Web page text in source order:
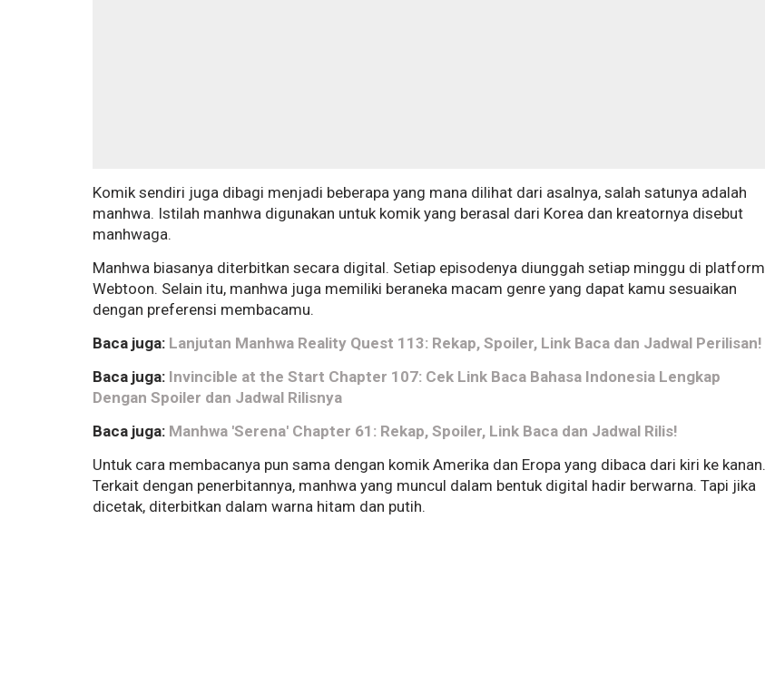
Komik sendiri juga dibagi menjadi beberapa yang mana dilihat dari asalnya, salah satunya adalah
manhwa. Istilah manhwa digunakan untuk komik yang berasal dari Korea dan kreatornya disebut
manhwaga.
Manhwa biasanya diterbitkan secara digital. Setiap episodenya diunggah setiap minggu di platform
Webtoon. Selain itu, manhwa juga memiliki beraneka macam genre yang dapat kamu sesuaikan
dengan preferensi membacamu.
Baca juga: Lanjutan Manhwa Reality Quest 113: Rekap, Spoiler, Link Baca dan Jadwal Perilisan!
Baca juga: Invincible at the Start Chapter 107: Cek Link Baca Bahasa Indonesia Lengkap
Dengan Spoiler dan Jadwal Rilisnya
Baca juga: Manhwa 'Serena' Chapter 61: Rekap, Spoiler, Link Baca dan Jadwal Rilis!
Untuk cara membacanya pun sama dengan komik Amerika dan Eropa yang dibaca dari kiri ke kanan.
Terkait dengan penerbitannya, manhwa yang muncul dalam bentuk digital hadir berwarna. Tapi jika
dicetak, diterbitkan dalam warna hitam dan putih.